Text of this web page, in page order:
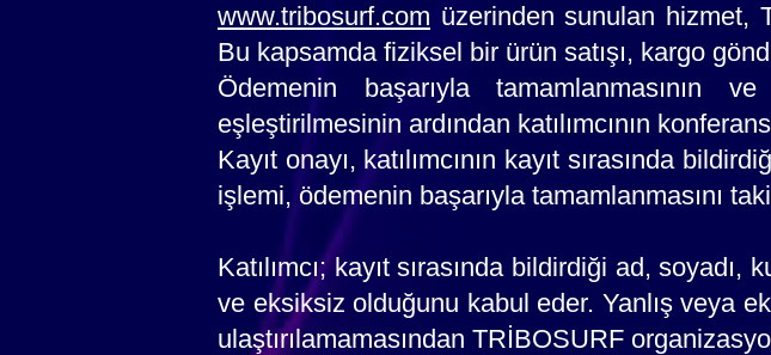
www.tribosurf.com üzerinden sunulan hizmet,
Bu kapsamda fiziksel bir ürün satışı, kargo
Ödemenin başarıyla tamamlanmasının
eşleştirilmesinin ardından katılımcının
Kayıt onayı, katılımcının kayıt sırasında
işlemi, ödemenin başarıyla tamamlanmasını
Katılımcı; kayıt sırasında bildirdiği ad,
ve eksiksiz olduğunu kabul eder. Yanlış veya
ulaştırılamamasından TRİBOSURF